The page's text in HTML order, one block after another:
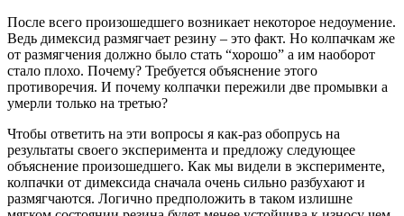
После всего произошедшего возникает некоторое недоумение.
Ведь димексид размягчает резину – это факт. Но колпачкам же
от размягчения должно было стать “хорошо” а им наоборот
стало плохо. Почему? Требуется объяснение этого
противоречия. И почему колпачки пережили две промывки а
умерли только на третью?
Чтобы ответить на эти вопросы я как-раз обопрусь на
результаты своего эксперимента и предложу следующее
объяснение произошедшего. Как мы видели в эксперименте,
колпачки от димексида сначала очень сильно разбухают и
размягчаются. Логично предположить в таком излишне